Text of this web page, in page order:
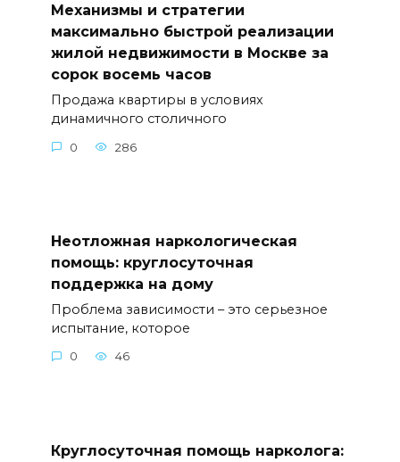
Механизмы и стратегии
максимально быстрой реализации
жилой недвижимости в Москве за
сорок восемь часов
Продажа квартиры в условиях
динамичного столичного
0 286
Неотложная наркологическая
помощь: круглосуточная
поддержка на дому
Проблема зависимости – это серьезное
испытание, которое
0 46
Круглосуточная помощь нарколога: